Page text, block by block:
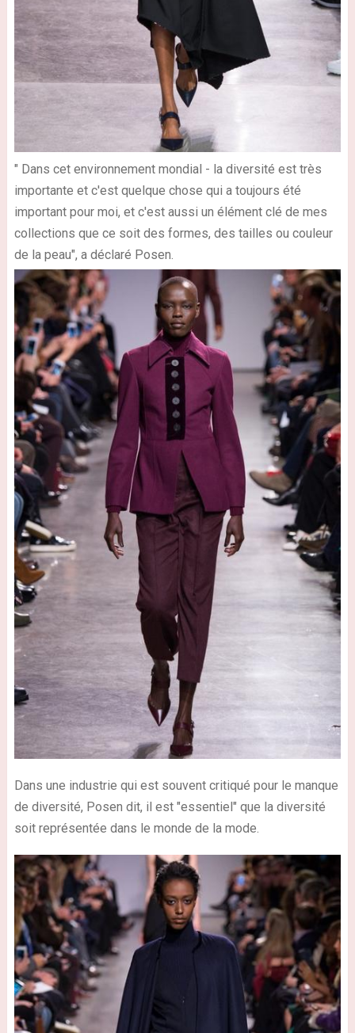
" Dans cet environnement mondial - la diversité est très
importante et c'est quelque chose qui a toujours été
important pour moi, et c'est aussi un élément clé de mes
collections que ce soit des formes, des tailles ou couleur
de la peau", a déclaré Posen.
Dans une industrie qui est souvent critiqué pour le manque
de diversité, Posen dit, il est "essentiel" que la diversité
soit représentée dans le monde de la mode.